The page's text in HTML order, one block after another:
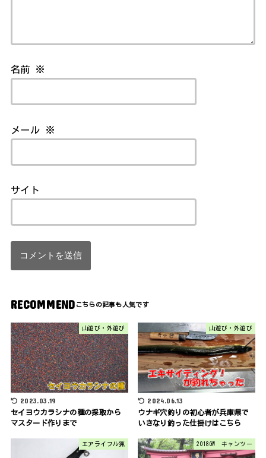
名前 ※
メール ※
サイト
RECOMMEND
山遊び・外遊び
2023.03.19
セイヨウカラシナの種の採取から
マスタード作りまで
山遊び・外遊び
2024.06.13
ウナギ穴釣りの初心者が兵庫県で
いきなり釣った仕掛けはこちら
エアライフル猟 2018GW キャンツー